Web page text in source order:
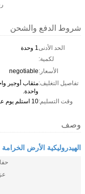
شروط الدفع والشحن
الحد الأدنى
لكمية:
1 وحدة
الأسعار:negotiable
تفاصيل التغليف:مثقاب أوجير
واحدة.
وقت التسليم:10 استلم يوم عمل بعد دفعك
وصف
الهيدروليكية الأرض الخرامة